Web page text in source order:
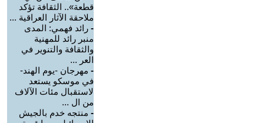
قطعة».. الثقافة تؤكد
ملاحقة الآثار العراقية ...
- رائد فهمي: المدى
منبر رائد للمهنية
والثقافة والتنوير في
العر ...
- مهرجان -يوم الهند-
في موسكو يستعد
لاستقبال مئات الآلاف
من ال ...
- منتجه خدم بالجيش